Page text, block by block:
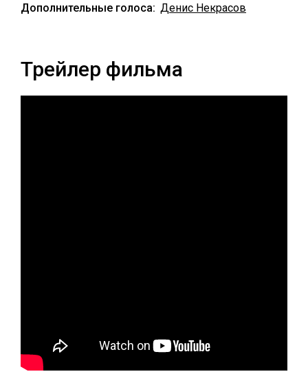
Дополнительные голоса: Денис Некрасов
Трейлер фильма